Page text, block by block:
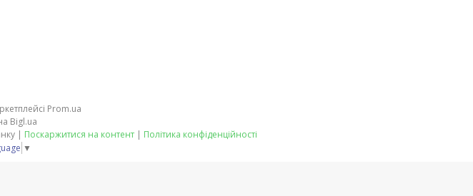
Prom.ua
Bigl.ua
stepler.in.ua - товари для Туризму | Спорту | Активного Відпочинку | Поскаржитися на контент | Політика конфіденційності
▼